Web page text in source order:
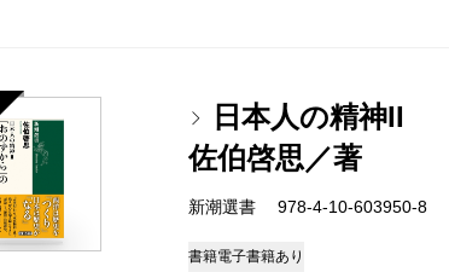
日本人の精神II
佐伯啓思／著
新潮選書 978-4-10-603950-8
書籍電子書籍あり